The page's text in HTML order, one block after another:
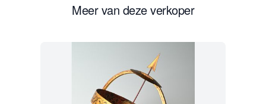
Meer van deze verkoper